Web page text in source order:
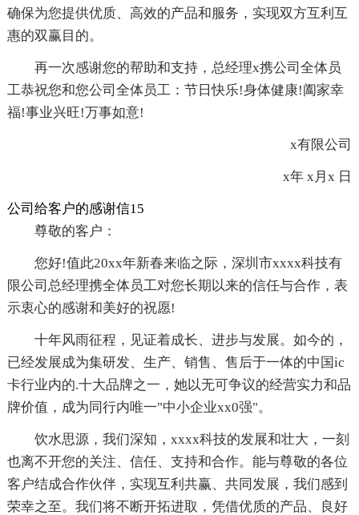
确保为您提供优质、高效的产品和服务，实现双方互利互
惠的双赢目的。
再一次感谢您的帮助和支持，总经理x携公司全体员
工恭祝您和您公司全体员工：节日快乐!身体健康!阖家幸
福!事业兴旺!万事如意!
x有限公司
x年 x月x 日
公司给客户的感谢信15
尊敬的客户：
您好!值此20xx年新春来临之际，深圳市xxxx科技有
限公司总经理携全体员工对您长期以来的信任与合作，表
示衷心的感谢和美好的祝愿!
十年风雨征程，见证着成长、进步与发展。如今的，
已经发展成为集研发、生产、销售、售后于一体的中国ic
卡行业内的.十大品牌之一，她以无可争议的经营实力和品
牌价值，成为同行内唯一"中小企业xx0强"。
饮水思源，我们深知，xxxx科技的发展和壮大，一刻
也离不开您的关注、信任、支持和合作。能与尊敬的各位
客户结成合作伙伴，实现互利共赢、共同发展，我们感到
荣幸之至。我们将不断开拓进取，凭借优质的产品、良好